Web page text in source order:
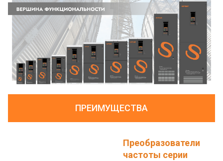
ПРЕИМУЩЕСТВА
Преобразователи
частоты серии